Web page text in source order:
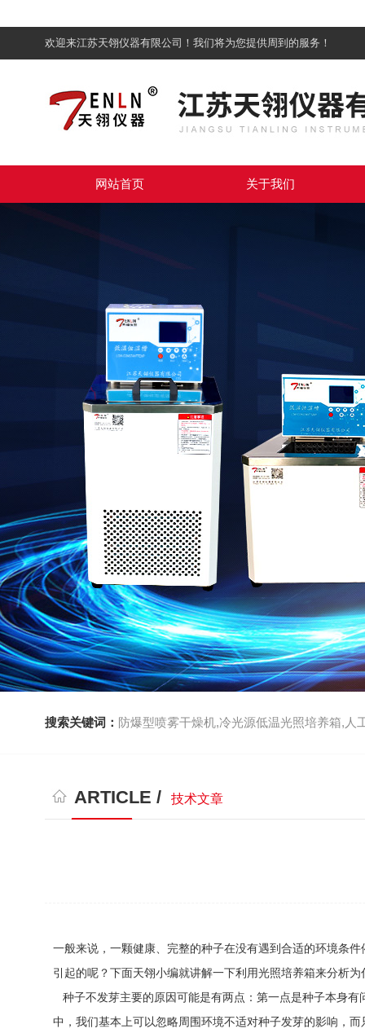
欢迎来江苏天翎仪器有限公司！我们将为您提供周到的服务！
网站首页 关于我们
搜索关键词： 防爆型喷雾干燥机,冷光源低温光照培养箱,人
ARTICLE / 技术文章
一般来说，一颗健康、完整的种子在没有遇到合适的环境条
引起的呢？下面天翎小编就讲解一下利用光照培养箱来分析
种子不发芽主要的原因可能是有两点：第一点是种子本身
中，我们基本上可以忽略周围环境不适对种子发芽的影响，